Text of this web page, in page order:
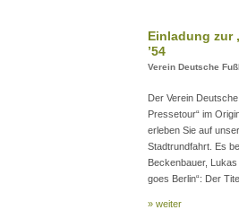
Einladung zur
’54
Verein Deutsche
Der Verein
Pressetour“ im
erleben Sie auf
Stadtrundfahrt. Es
Beckenbauer,
goes Berlin“: Der
» weiter